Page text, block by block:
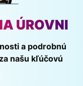
ÚROVNI
a podrobnú
našu kľúčovú